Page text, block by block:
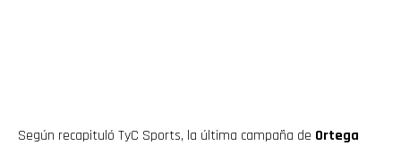
Según recapituló TyC Sports, la última campaña de Ortega